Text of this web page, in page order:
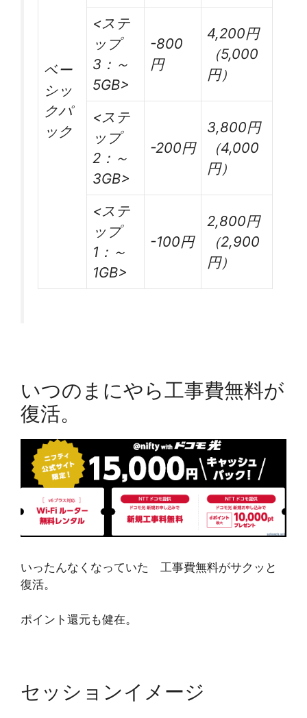
ベー
シッ
クパ
ック
<ステ
ップ
3：～
5GB>
-800
円
4,200円
（5,000
円）
<ステ
ップ
2：～
3GB>
-200円
3,800円
（4,000
円）
<ステ
ップ
1：～
1GB>
-100円
2,800円
（2,900
円）
いつのまにやら工事費無料が
復活。
いったんなくなっていた 工事費無料がサクッと
復活。
ポイント還元も健在。
セッションイメージ